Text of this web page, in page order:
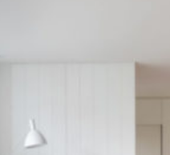
GUROVITZ